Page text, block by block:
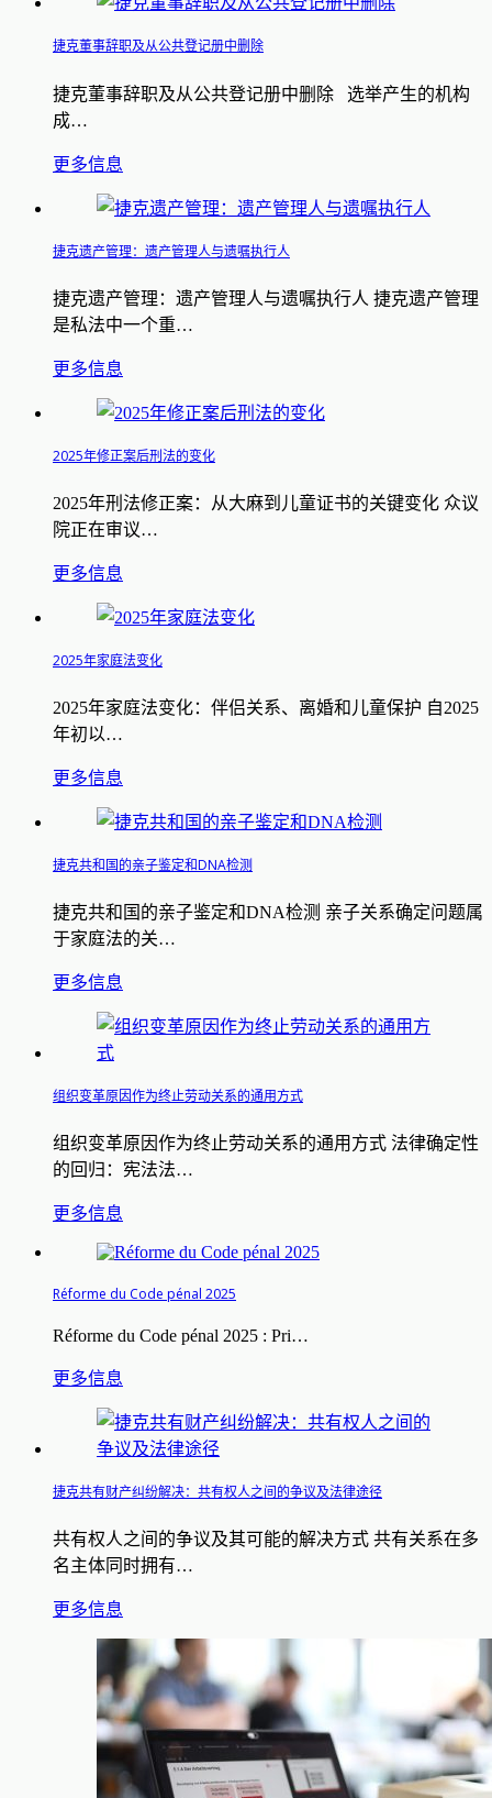
捷克董事辞职及从公共登记册中删除
捷克董事辞职及从公共登记册中删除 选举产生的机构
成…
更多信息
捷克遗产管理：遗产管理人与遗嘱执行人
捷克遗产管理：遗产管理人与遗嘱执行人 捷克遗产管理
是私法中一个重…
更多信息
2025年修正案后刑法的变化
2025年刑法修正案：从大麻到儿童证书的关键变化 众议
院正在审议…
更多信息
2025年家庭法变化
2025年家庭法变化：伴侣关系、离婚和儿童保护 自2025
年初以…
更多信息
捷克共和国的亲子鉴定和DNA检测
捷克共和国的亲子鉴定和DNA检测 亲子关系确定问题属
于家庭法的关…
更多信息
组织变革原因作为终止劳动关系的通用方式
组织变革原因作为终止劳动关系的通用方式 法律确定性
的回归：宪法法…
更多信息
Réforme du Code pénal 2025
Réforme du Code pénal 2025 : Pri…
更多信息
捷克共有财产纠纷解决：共有权人之间的争议及法律途径
共有权人之间的争议及其可能的解决方式 共有关系在多
名主体同时拥有…
更多信息